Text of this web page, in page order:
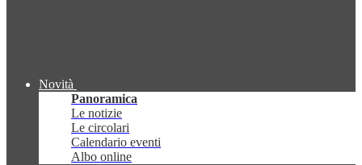
Novità
Panoramica
Le notizie
Le circolari
Calendario eventi
Albo online